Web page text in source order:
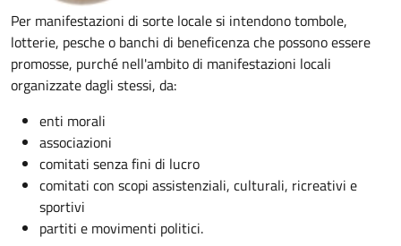
Per manifestazioni di sorte locale si intendono tombole,
lotterie, pesche o banchi di beneficenza che possono essere
promosse, purché nell'ambito di manifestazioni locali
organizzate dagli stessi, da:
enti morali
associazioni
comitati senza fini di lucro
comitati con scopi assistenziali, culturali, ricreativi e
sportivi
partiti e movimenti politici.